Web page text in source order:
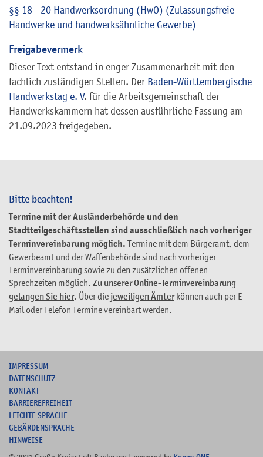
Bitte beachten!
Termine mit der Ausländerbehörde und den
Stadtteilgeschäftsstellen sind ausschließlich nach vorheriger
Terminvereinbarung möglich. Termine mit dem Bürgeramt, dem
Gewerbeamt und der Waffenbehörde sind nach vorheriger
Terminvereinbarung sowie zu den zusätzlichen offenen
Sprechzeiten möglich. Zu unserer Online-Terminvereinbarung
gelangen Sie hier. Über diejeweiligen Ämterkönnen auch per E-
Mail oder Telefon Termine vereinbart werden.
§§ 18 - 20 Handwerksordnung (HwO) (Zulassungsfreie
Handwerke und handwerksähnliche Gewerbe)
Freigabevermerk
Dieser Text entstand in enger Zusammenarbeit mit den
fachlich zuständigen Stellen. Der Baden-Württembergische
Handwerkstag e. V. für die Arbeitsgemeinschaft der
Handwerkskammern hat dessen ausführliche Fassung am
21.09.2023 freigegeben.
IMPRESSUM
DATENSCHUTZ
KONTAKT
BARRIEREFREIHEIT
LEICHTE SPRACHE
GEBÄRDENSPRACHE
HINWEISE